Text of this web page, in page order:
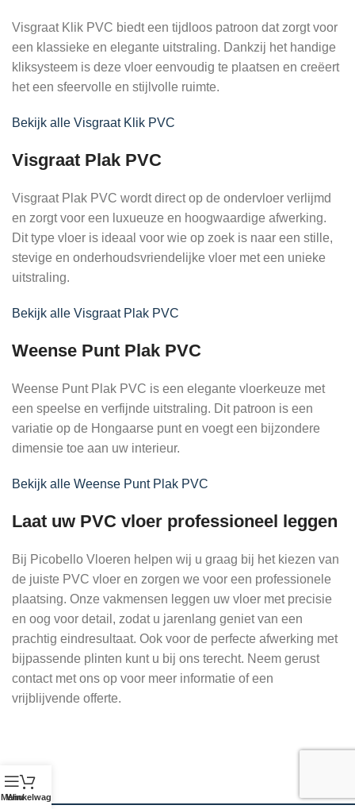
Visgraat Klik PVC biedt een tijdloos patroon dat zorgt voor
een klassieke en elegante uitstraling. Dankzij het handige
kliksysteem is deze vloer eenvoudig te plaatsen en creëert
het een sfeervolle en stijlvolle ruimte.
Bekijk alle Visgraat Klik PVC
Visgraat Plak PVC
Visgraat Plak PVC wordt direct op de ondervloer verlijmd
en zorgt voor een luxueuze en hoogwaardige afwerking.
Dit type vloer is ideaal voor wie op zoek is naar een stille,
stevige en onderhoudsvriendelijke vloer met een unieke
uitstraling.
Bekijk alle Visgraat Plak PVC
Weense Punt Plak PVC
Weense Punt Plak PVC is een elegante vloerkeuze met
een speelse en verfijnde uitstraling. Dit patroon is een
variatie op de Hongaarse punt en voegt een bijzondere
dimensie toe aan uw interieur.
Bekijk alle Weense Punt Plak PVC
Laat uw PVC vloer professioneel leggen
Bij Picobello Vloeren helpen wij u graag bij het kiezen van
de juiste PVC vloer en zorgen we voor een professionele
plaatsing. Onze vakmensen leggen uw vloer met precisie
en oog voor detail, zodat u jarenlang geniet van een
prachtig eindresultaat. Ook voor de perfecte afwerking met
bijpassende plinten kunt u bij ons terecht. Neem gerust
contact met ons op voor meer informatie of een
vrijblijvende offerte.
Menu
Winkelwagen